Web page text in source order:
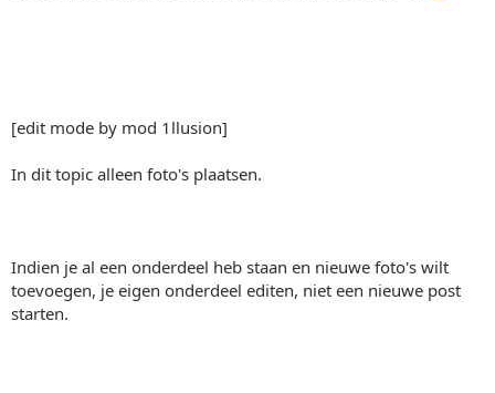
[edit mode by mod 1llusion]
In dit topic alleen foto's plaatsen.
Indien je al een onderdeel heb staan en nieuwe foto's wilt
toevoegen, je eigen onderdeel editen, niet een nieuwe post
starten.